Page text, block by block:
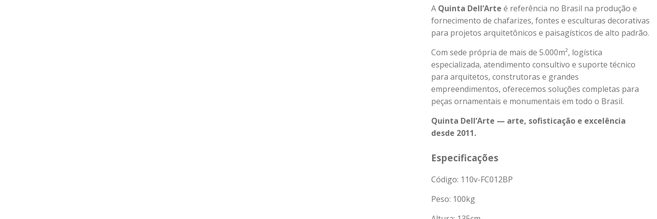
A Quinta Dell’Arte é referência no Brasil na produção e
fornecimento de chafarizes, fontes e esculturas decorativas
para projetos arquitetônicos e paisagísticos de alto padrão.
Com sede própria de mais de 5.000m², logística
especializada, atendimento consultivo e suporte técnico
para arquitetos, construtoras e grandes
empreendimentos, oferecemos soluções completas para
peças ornamentais e monumentais em todo o Brasil.
Quinta Dell’Arte — arte, sofisticação e excelência
desde 2011.
Especificações
Código: 110v-FC012BP
Peso: 100kg